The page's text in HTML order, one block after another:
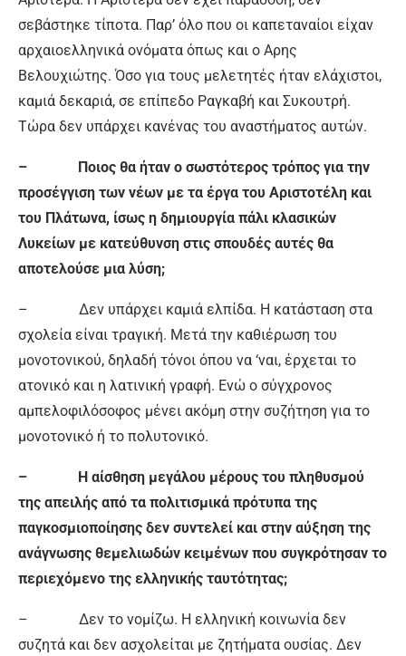
σεβάστηκε τίποτα. Παρ’ όλο που οι καπεταναίοι είχαν
αρχαιοελληνικά ονόματα όπως και ο Αρης
Βελουχιώτης. Όσο για τους μελετητές ήταν ελάχιστοι,
καμιά δεκαριά, σε επίπεδο Ραγκαβή και Συκουτρή.
Τώρα δεν υπάρχει κανένας του αναστήματος αυτών.
– Ποιος θα ήταν ο σωστότερος τρόπος για την
προσέγγιση των νέων με τα έργα του Αριστοτέλη και
του Πλάτωνα, ίσως η δημιουργία πάλι κλασικών
Λυκείων με κατεύθυνση στις σπουδές αυτές θα
αποτελούσε μια λύση;
– Δεν υπάρχει καμιά ελπίδα. Η κατάσταση στα
σχολεία είναι τραγική. Μετά την καθιέρωση του
μονοτονικού, δηλαδή τόνοι όπου να ‘ναι, έρχεται το
ατονικό και η λατινική γραφή. Ενώ ο σύγχρονος
αμπελοφιλόσοφος μένει ακόμη στην συζήτηση για το
μονοτονικό ή το πολυτονικό.
– Η αίσθηση μεγάλου μέρους του πληθυσμού
της απειλής από τα πολιτισμικά πρότυπα της
παγκοσμιοποίησης δεν συντελεί και στην αύξηση της
ανάγνωσης θεμελιωδών κειμένων που συγκρότησαν το
περιεχόμενο της ελληνικής ταυτότητας;
– Δεν το νομίζω. Η ελληνική κοινωνία δεν
συζητά και δεν ασχολείται με ζητήματα ουσίας. Δεν